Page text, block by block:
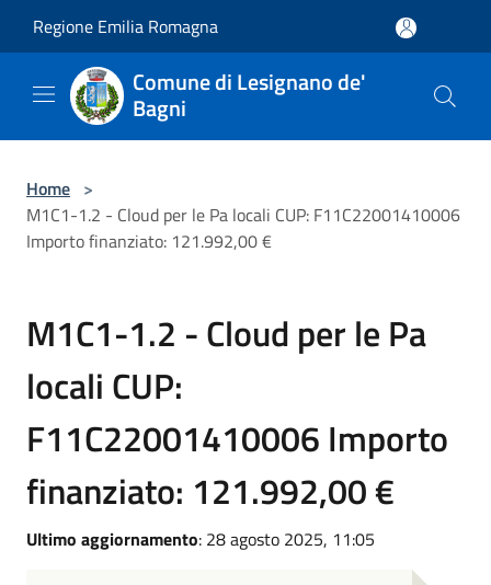
Regione Emilia Romagna
Comune di Lesignano de'
Bagni
Home >
M1C1-1.2 - Cloud per le Pa locali CUP: F11C22001410006
Importo finanziato: 121.992,00 €
M1C1-1.2 - Cloud per le Pa
locali CUP:
F11C22001410006 Importo
finanziato: 121.992,00 €
Ultimo aggiornamento: 28 agosto 2025, 11:05